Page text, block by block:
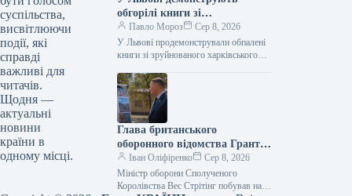
суспільства,
висвітлюючи
події, які
справді
важливі для
читачів.
Щодня —
актуальні
новини
країни в
одному місці.
обгорілі книги зі
зруйнованого харківського
складу
Павло Мороз
Сер 8, 2026
У Львові продемонстрували обпалені
книги зі зруйнованого харківського
Підпишіться на нас в Google додати
зараз Українські видавничі…
Глава британського
оборонного відомства Грант
Шеппс побував на місцях
російських атак у столиці
України.
Іван Оліфіренко
Сер 8, 2026
Міністр оборони Сполученого
Королівства Вес Стрітінг побував на